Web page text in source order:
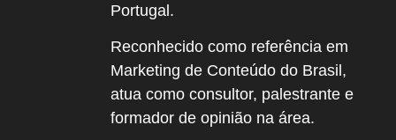
Portugal.
Reconhecido como referência em
Marketing de Conteúdo do Brasil,
atua como consultor, palestrante e
formador de opinião na área.